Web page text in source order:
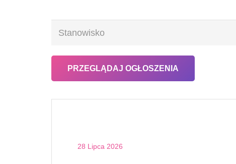
28 Lipca 2026